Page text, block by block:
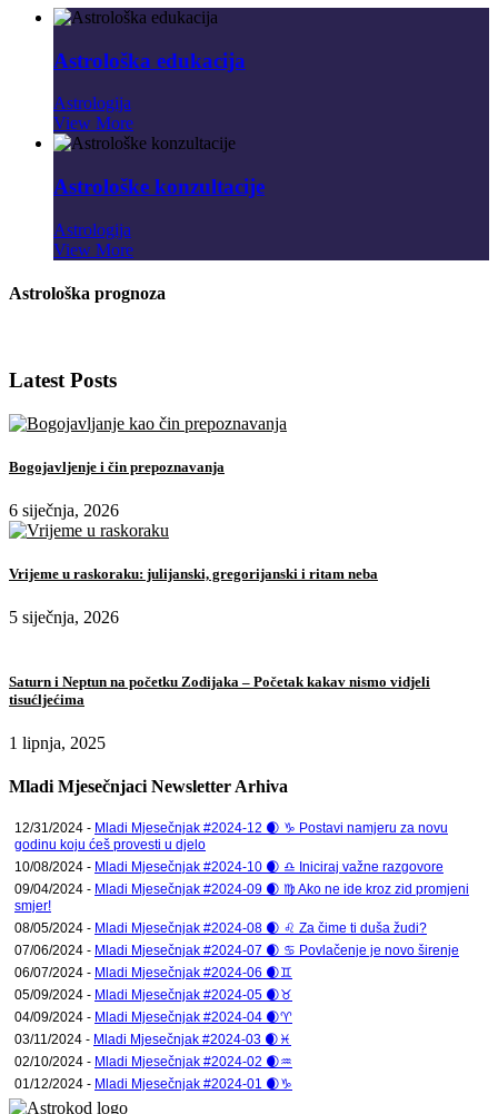
Astrološka edukacija
Astrologija
View More
Astrološke konzultacije
Astrologija
View More
Astrološka prognoza
Latest Posts
Bogojavljenje i čin prepoznavanja
6 siječnja, 2026
Vrijeme u raskoraku: julijanski, gregorijanski i ritam neba
5 siječnja, 2026
Saturn i Neptun na početku Zodijaka – Početak kakav nismo vidjeli
tisućljećima
1 lipnja, 2025
Mladi Mjesečnjaci Newsletter Arhiva
12/31/2024 - Mladi Mjesečnjak #2024-12 🌒 ♑ Postavi namjeru za novu
godinu koju ćeš provesti u djelo
10/08/2024 - Mladi Mjesečnjak #2024-10 🌒 ♎ Iniciraj važne razgovore
09/04/2024 - Mladi Mjesečnjak #2024-09 🌒 ♍ Ako ne ide kroz zid promjeni
smjer!
08/05/2024 - Mladi Mjesečnjak #2024-08 🌒 ♌ Za čime ti duša žudi?
07/06/2024 - Mladi Mjesečnjak #2024-07 🌒 ♋ Povlačenje je novo širenje
06/07/2024 - Mladi Mjesečnjak #2024-06 🌒♊
05/09/2024 - Mladi Mjesečnjak #2024-05 🌒♉
04/09/2024 - Mladi Mjesečnjak #2024-04 🌒♈
03/11/2024 - Mladi Mjesečnjak #2024-03 🌒♓
02/10/2024 - Mladi Mjesečnjak #2024-02 🌒♒
01/12/2024 - Mladi Mjesečnjak #2024-01 🌒♑